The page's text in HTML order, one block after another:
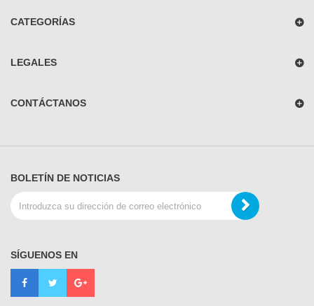
CATEGORÍAS
LEGALES
CONTÁCTANOS
BOLETÍN DE NOTICIAS
SÍGUENOS EN